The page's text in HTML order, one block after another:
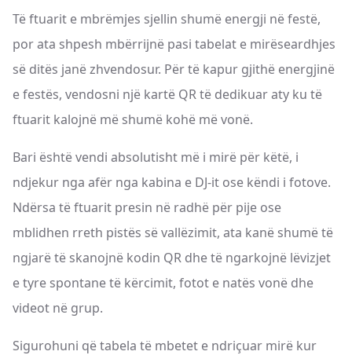
Të ftuarit e mbrëmjes sjellin shumë energji në festë,
por ata shpesh mbërrijnë pasi tabelat e mirëseardhjes
së ditës janë zhvendosur. Për të kapur gjithë energjinë
e festës, vendosni një kartë QR të dedikuar aty ku të
ftuarit kalojnë më shumë kohë më vonë.
Bari është vendi absolutisht më i mirë për këtë, i
ndjekur nga afër nga kabina e DJ-it ose këndi i fotove.
Ndërsa të ftuarit presin në radhë për pije ose
mblidhen rreth pistës së vallëzimit, ata kanë shumë të
ngjarë të skanojnë kodin QR dhe të ngarkojnë lëvizjet
e tyre spontane të kërcimit, fotot e natës vonë dhe
videot në grup.
Sigurohuni që tabela të mbetet e ndriçuar mirë kur